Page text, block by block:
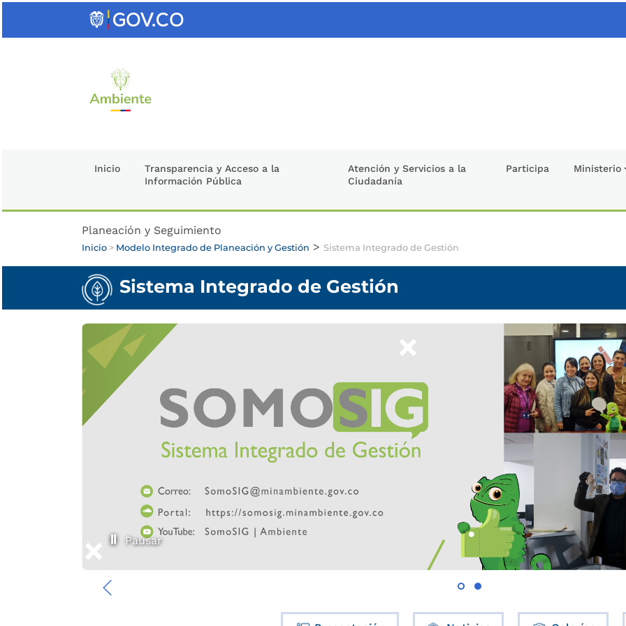
Inicio
Transparencia y Acceso a la
Información Pública
Atención y Servicios a la
Ciudadanía
Participa Ministerio
Planeación y Seguimiento
Inicio > Modelo Integrado de Planeación y Gestión > Sistema Integrado de Gestión
Sistema Integrado de Gestión
‹
Pausar